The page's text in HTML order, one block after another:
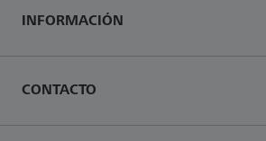
INFORMACIÓN
CONTACTO